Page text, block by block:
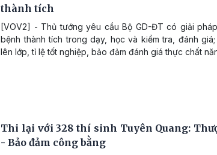
thành tích
[VOV2] - Thủ tướng yêu cầu Bộ GD-ĐT có giải
bệnh thành tích trong dạy, học và kiểm tra, đánh
lên lớp, tỉ lệ tốt nghiệp, bảo đảm đánh giá thực chất
Thi lại với 328 thí sinh Tuyên Quang:
- Bảo đảm công bằng